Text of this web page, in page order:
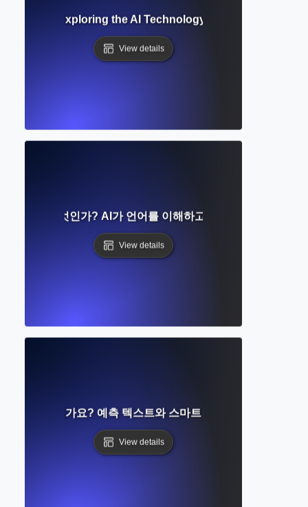
Model? Exploring the AI Technology Behind ChatGPT
View details
망이란 무엇인가? AI가 언어를 이해하고 생성하는 방법
View details
성은 무엇인가요? 예측 텍스트와 스마트 글쓰기 제안 이해하기
View details